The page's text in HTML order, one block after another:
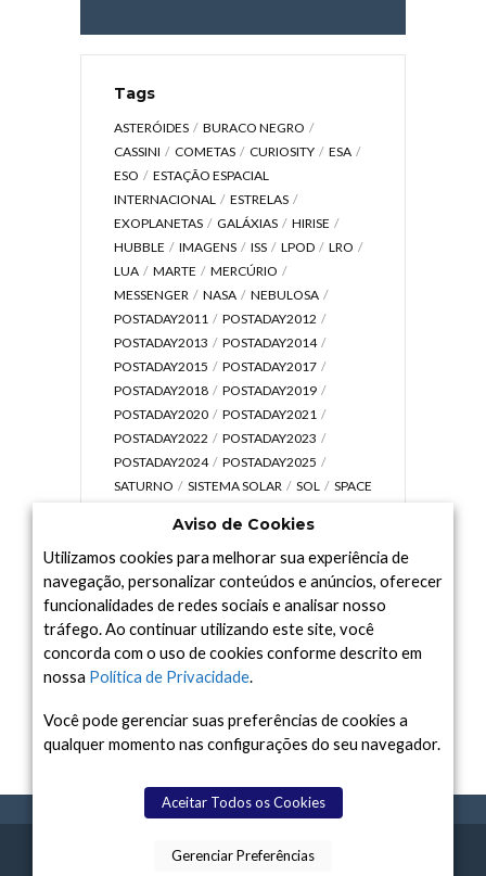
Tags
ASTERÓIDES
BURACO NEGRO
CASSINI
COMETAS CURIOSITY
ESA
ESO
ESTAÇÃO ESPACIAL
INTERNACIONAL
ESTRELAS
EXOPLANETAS
GALÁXIAS
HIRISE
HUBBLE
IMAGENS ISS LPOD
LRO
LUA
MARTE
MERCÚRIO
MESSENGER
NASA
NEBULOSA
POSTADAY2011
POSTADAY2012
POSTADAY2013
POSTADAY2014
POSTADAY2015
POSTADAY2017
POSTADAY2018
POSTADAY2019
POSTADAY2020
POSTADAY2021
POSTADAY2022
POSTADAY2023
POSTADAY2024
POSTADAY2025
SATURNO
SISTEMA SOLAR SOL
SPACE
UNIVERSO
VÍDEO
Arquivo
Arquivo
TERMOS CONTATO SPACE TODAY
Aviso de Cookies
Utilizamos cookies para melhorar sua experiência de
navegação, personalizar conteúdos e anúncios, oferecer
funcionalidades de redes sociais e analisar nosso
tráfego. Ao continuar utilizando este site, você
concorda com o uso de cookies conforme descrito em
nossa Política de Privacidade.
Você pode gerenciar suas preferências de cookies a
qualquer momento nas configurações do seu navegador.
Aceitar Todos os Cookies
Gerenciar Preferências